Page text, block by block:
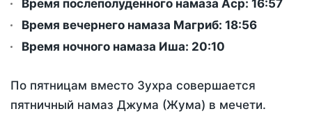
Время послеполуденного намаза Аср: 16:57
Время вечернего намаза Магриб: 18:56
Время ночного намаза Иша: 20:10
По пятницам вместо Зухра совершается
пятничный намаз Джума (Жума) в мечети.